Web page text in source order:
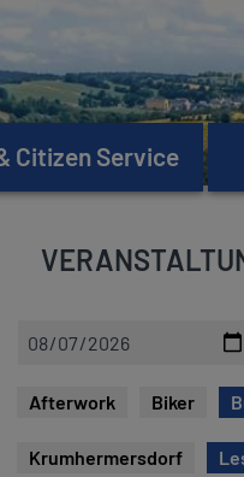
Citizen Service
Afterwork Biker
Krumhermersdorf